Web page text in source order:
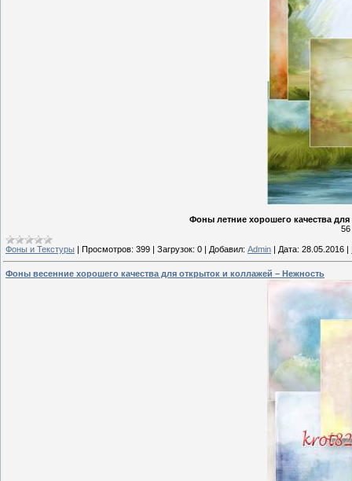
Фоны летние хорошего качества
56
Фоны и Текстуры Просмотров: 399 Загрузок: 0 Добавил: Admin Дата: 28.05.2016
Фоны весенние хорошего качества для открыток и коллажей – Нежность